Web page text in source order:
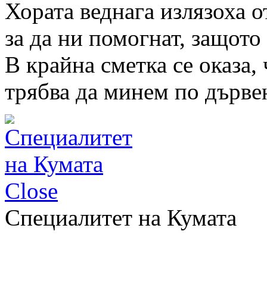
Хората веднага излязоха
за да ни помогнат,
В крайна сметка се
трябва да минем по
Close
Специалитет на Кумата